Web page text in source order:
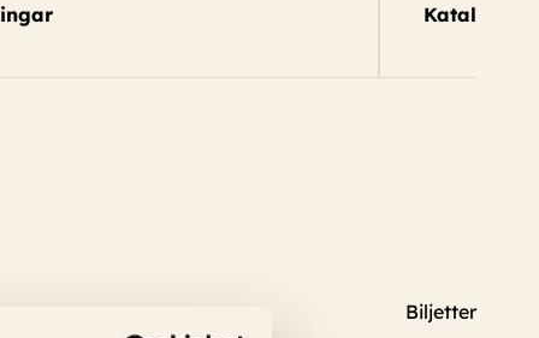
Katalog
Biljetter